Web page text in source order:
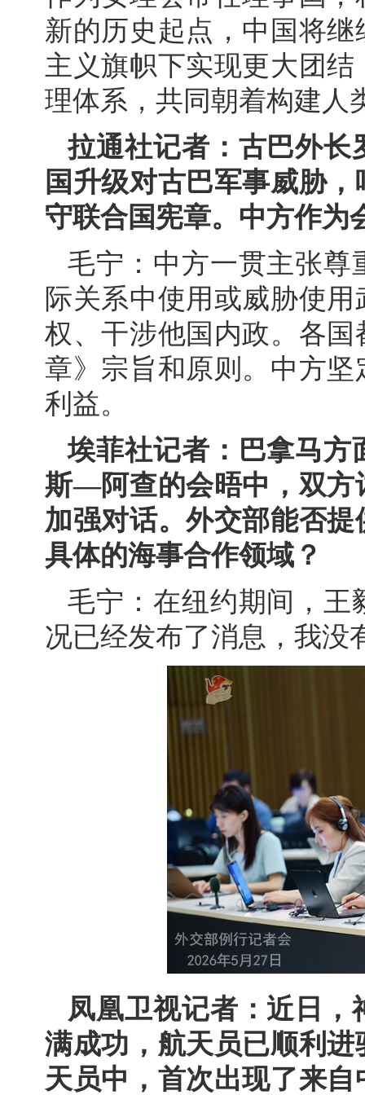
新的历史起点，中国将
主义旗帜下实现更大团
理体系，共同朝着构建人
拉通社记者：古巴外长
国升级对古巴军事威胁
守联合国宪章。中方作为
毛宁：中方一贯主张尊
际关系中使用或威胁使
权、干涉他国内政。各
章》宗旨和原则。中方
利益。
埃菲社记者：巴拿马方
斯—阿查的会晤中，双方
加强对话。外交部能否
具体的海事合作领域？
毛宁：在纽约期间，王
况已经发布了消息，我没
凤凰卫视记者：近日
满成功，航天员已顺利
天员中，首次出现了来